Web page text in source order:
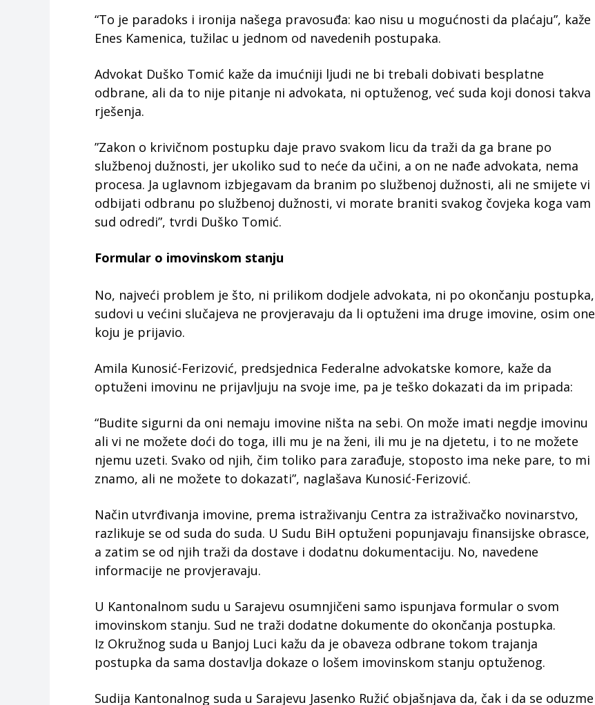
“To je paradoks i ironija našega pravosuđa: kao nisu u mogućnosti da plaćaju”, kaže
Enes Kamenica, tužilac u jednom od navedenih postupaka.
Advokat Duško Tomić kaže da imućniji ljudi ne bi trebali dobivati besplatne
odbrane, ali da to nije pitanje ni advokata, ni optuženog, već suda koji donosi takva
rješenja.
”Zakon o krivičnom postupku daje pravo svakom licu da traži da ga brane po
službenoj dužnosti, jer ukoliko sud to neće da učini, a on ne nađe advokata, nema
procesa. Ja uglavnom izbjegavam da branim po službenoj dužnosti, ali ne smijete vi
odbijati odbranu po službenoj dužnosti, vi morate braniti svakog čovjeka koga vam
sud odredi”, tvrdi Duško Tomić.
Formular o imovinskom stanju
No, najveći problem je što, ni prilikom dodjele advokata, ni po okončanju postupka,
sudovi u većini slučajeva ne provjeravaju da li optuženi ima druge imovine, osim one
koju je prijavio.
Amila Kunosić-Ferizović, predsjednica Federalne advokatske komore, kaže da
optuženi imovinu ne prijavljuju na svoje ime, pa je teško dokazati da im pripada:
“Budite sigurni da oni nemaju imovine ništa na sebi. On može imati negdje imovinu
ali vi ne možete doći do toga, iIli mu je na ženi, ili mu je na djetetu, i to ne možete
njemu uzeti. Svako od njih, čim toliko para zarađuje, stoposto ima neke pare, to mi
znamo, ali ne možete to dokazati”, naglašava Kunosić-Ferizović.
Način utvrđivanja imovine, prema istraživanju Centra za istraživačko novinarstvo,
razlikuje se od suda do suda. U Sudu BiH optuženi popunjavaju finansijske obrasce,
a zatim se od njih traži da dostave i dodatnu dokumentaciju. No, navedene
informacije ne provjeravaju.
U Kantonalnom sudu u Sarajevu osumnjičeni samo ispunjava formular o svom
imovinskom stanju. Sud ne traži dodatne dokumente do okončanja postupka.
Iz Okružnog suda u Banjoj Luci kažu da je obaveza odbrane tokom trajanja
postupka da sama dostavlja dokaze o lošem imovinskom stanju optuženog.
Sudija Kantonalnog suda u Sarajevu Jasenko Ružić objašnjava da, čak i da se oduzme